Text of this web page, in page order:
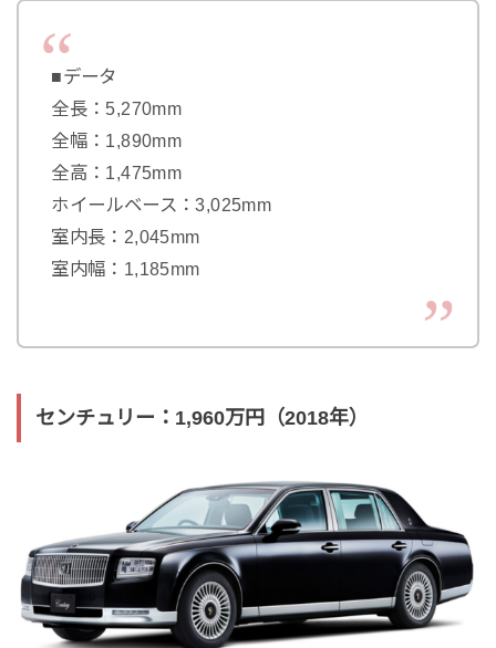
■データ
全長：5,270mm
全幅：1,890mm
全高：1,475mm
ホイールベース：3,025mm
室内長：2,045mm
室内幅：1,185mm
センチュリー：1,960万円（2018年）